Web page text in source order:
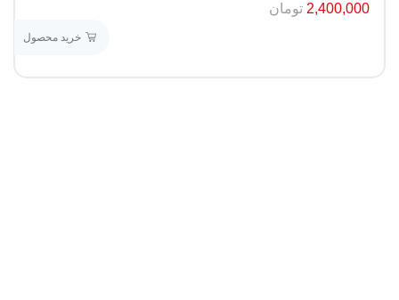
2,400,000 تومان
خرید محصول